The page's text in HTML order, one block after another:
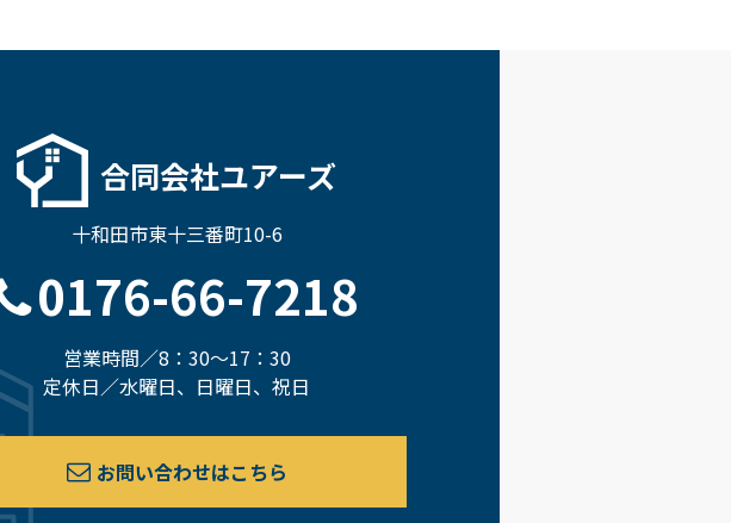
合同会社ユアーズ
十和田市東十三番町10-6
0176-66-7218
営業時間／8：30～17：30
定休日／水曜日、日曜日、祝日
お問い合わせはこちら